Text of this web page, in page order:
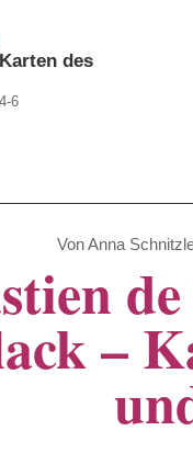
des
6
VonAnna
–